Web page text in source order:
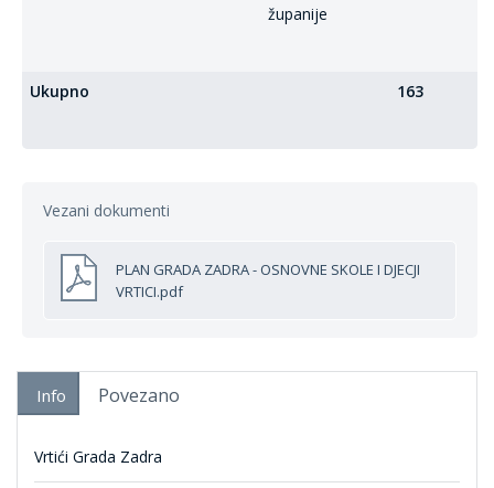
županije
Ukupno 163
Vezani dokumenti
PLAN GRADA ZADRA - OSNOVNE SKOLE I DJECJI
VRTICI.pdf
Info Povezano
Vrtići Grada Zadra